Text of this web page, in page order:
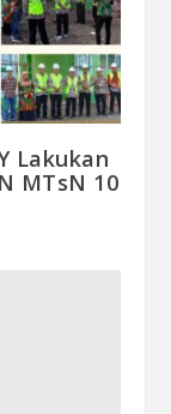
Lakukan
MTsN 10